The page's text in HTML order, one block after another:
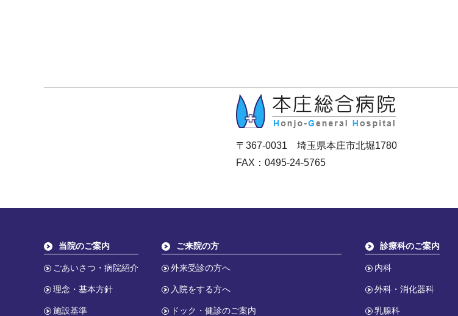
〒367-0031 埼玉県本庄市北堀1780
FAX：0495-24-5765
当院のご案内
ごあいさつ・病院紹介
理念・基本方針
施設基準
ご来院の方
外来受診の方へ
入院をする方へ
ドック・健診のご案内
診療科のご案内
内科
外科・消化器科
乳腺科